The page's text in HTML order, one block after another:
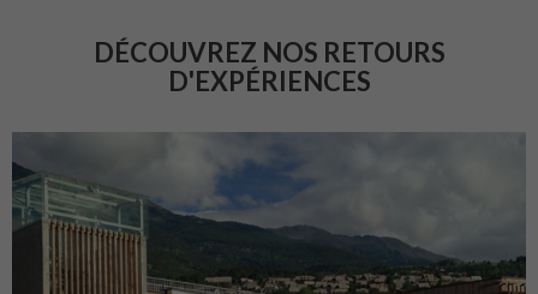
DÉCOUVREZ NOS RETOURS
D'EXPÉRIENCES